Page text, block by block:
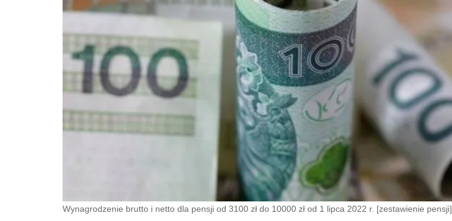
Wynagrodzenie brutto i netto dla pensji od 3100 zł do 10000 zł od 1 lipca 2022 r. [zestawienie pensji]